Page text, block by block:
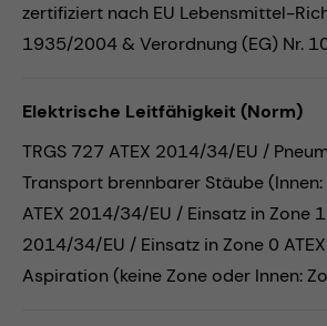
zertifiziert nach EU Lebensmittel-
1935/2004 & Verordnung (EG) Nr.
Elektrische Leitfähigkeit (Norm)
TRGS 727 ATEX 2014/34/EU /
Transport brennbarer Stäube
ATEX 2014/34/EU / Einsatz in Zone 1
2014/34/EU / Einsatz in Zone 0
Aspiration (keine Zone oder Innen: